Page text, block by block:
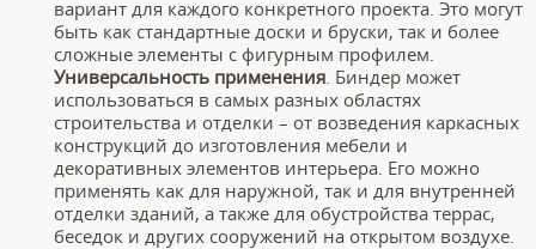
вариант для каждого конкретного проекта. Это могут
быть как стандартные доски и бруски, так и более
сложные элементы с фигурным профилем.
Универсальность применения. Биндер может
использоваться в самых разных областях
строительства и отделки – от возведения каркасных
конструкций до изготовления мебели и
декоративных элементов интерьера. Его можно
применять как для наружной, так и для внутренней
отделки зданий, а также для обустройства террас,
беседок и других сооружений на открытом воздухе.